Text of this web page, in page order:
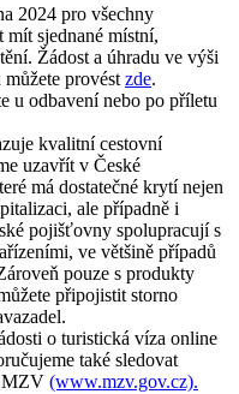
2024 pro všechny
sjednané místní,
Žádost a úhradu ve výši
provést zde.
u odbavení nebo po příletu
kvalitní cestovní
uzavřít v České
má dostatečné krytí nejen
ale případně i
pojišťovny spolupracují s
ve většině případů
pouze s produkty
připojistit storno
o turistická víza online
také sledovat
MZV (www.mzv.gov.cz).